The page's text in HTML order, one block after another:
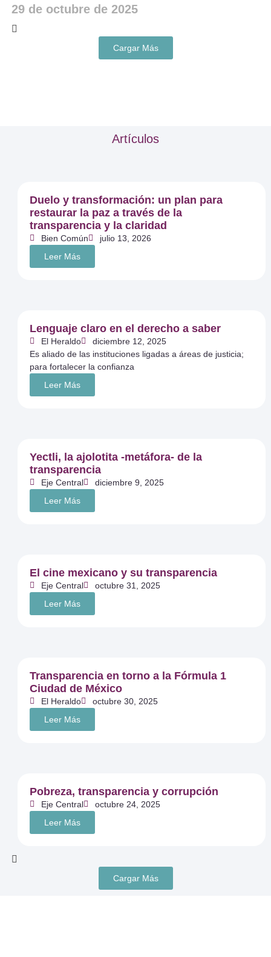
29 de octubre de 2025
Cargar Más
Artículos
Duelo y transformación: un plan para
restaurar la paz a través de la
transparencia y la claridad
Bien Común
julio 13, 2026
Leer Más
Lenguaje claro en el derecho a saber
El Heraldo
diciembre 12, 2025
Es aliado de las instituciones ligadas a áreas de justicia;
para fortalecer la confianza
Leer Más
Yectli, la ajolotita -metáfora- de la
transparencia
Eje Central
diciembre 9, 2025
Leer Más
El cine mexicano y su transparencia
Eje Central
octubre 31, 2025
Leer Más
Transparencia en torno a la Fórmula 1
Ciudad de México
El Heraldo
octubre 30, 2025
Leer Más
Pobreza, transparencia y corrupción
Eje Central
octubre 24, 2025
Leer Más
Cargar Más